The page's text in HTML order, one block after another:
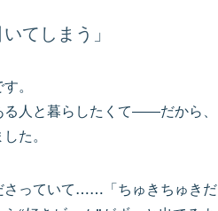
てしまう」
。
人と暮らしたくて――だから、
た。
さっていて……「ちゅきちゅきだ